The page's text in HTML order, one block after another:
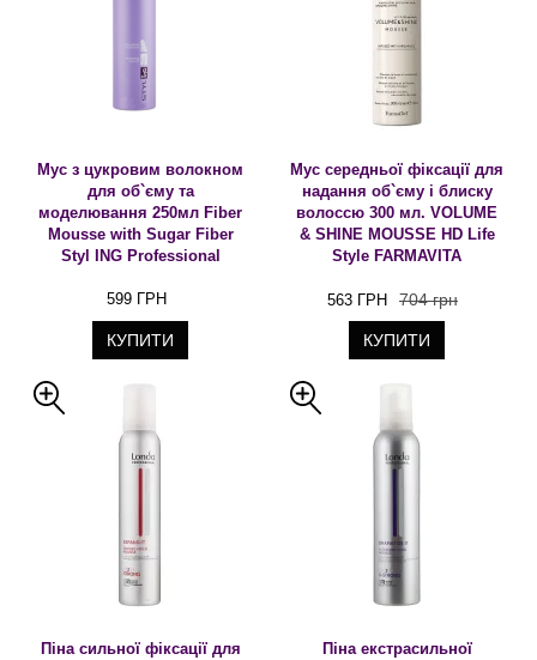
Мус з цукровим волокном
для об`єму та
моделювання 250мл Fiber
Mousse with Sugar Fiber
Styl ING Professional
599 ГРН
КУПИТИ
Мус середньої фіксації для
надання об`єму і блиску
волоссю 300 мл. VOLUME
& SHINE MOUSSE HD Life
Style FARMAVITA
563 ГРН 704 грн
КУПИТИ
Піна сильної фіксації для
Піна екстрасильної